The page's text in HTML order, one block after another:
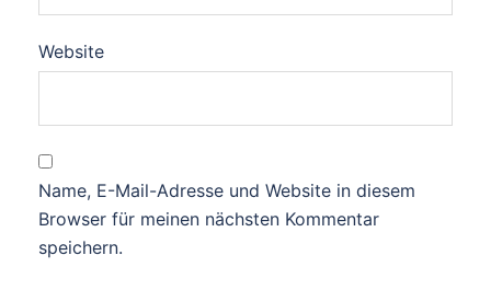
Website
Name, E-Mail-Adresse und Website in diesem
Browser für meinen nächsten Kommentar
speichern.